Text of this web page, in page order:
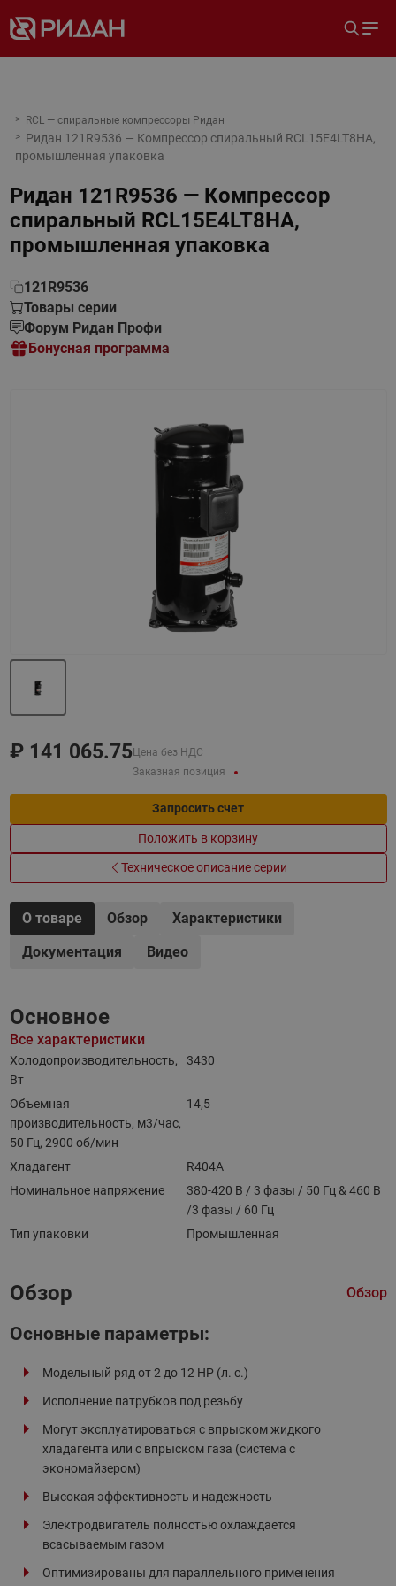
RCL — спиральные компрессоры Ридан
Ридан 121R9536 — Компрессор спиральный RCL15E4LT8HA,
промышленная упаковка
Ридан 121R9536 — Компрессор
спиральный RCL15E4LT8HA,
промышленная упаковка
121R9536
Товары серии
Форум Ридан Профи
Бонусная программа
₽ 141 065.75 Цена без НДС
Заказная позиция
Запросить счет
Положить в корзину
Техническое описание серии
О товаре Обзор
Характеристики
Документация
Видео
Основное
Все характеристики
Холодопроизводительность,
Вт
3430
Объемная
производительность, м3/час,
50 Гц, 2900 об/мин
14,5
Хладагент
R404A
Номинальное напряжение
380-420 В / 3 фазы / 50 Гц & 460 В
/3 фазы / 60 Гц
Тип упаковки
Промышленная
Обзор Обзор
Основные параметры:
Модельный ряд от 2 до 12 HP (л. с.)
Исполнение патрубков под резьбу
Могут эксплуатироваться с впрыском жидкого
хладагента или с впрыском газа (система с
экономайзером)
Высокая эффективность и надежность
Электродвигатель полностью охлаждается
всасываемым газом
Оптимизированы для параллельного применения